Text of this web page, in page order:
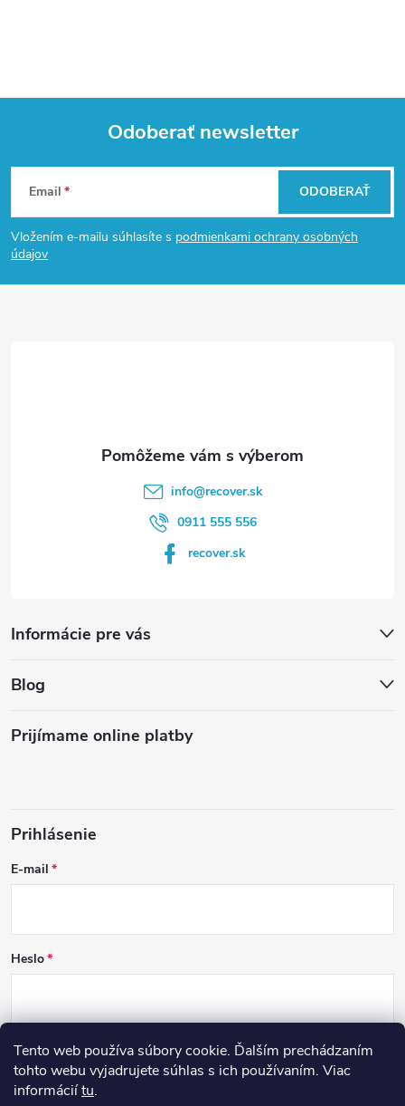
Tento web používa súbory cookie. Ďalším prechádzaním
tohto webu vyjadrujete súhlas s ich používaním. Viac
informáciítu.
Z
á
p
Odoberať newsletter
Email
Vložením e-mailu súhlasíte s podmienkami ochrany osobných
údajov
ODOBERAŤ
info@recover.sk
0911 555 556
recover.sk
Informácie pre vás
Blog
Prijímame online platby
Prihlásenie
E-mail
Heslo
PRIHLÁSIŤ SA